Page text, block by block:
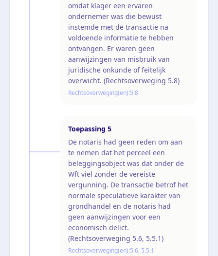
omdat klager een ervaren
ondernemer was die bewust
instemde met de transactie na
voldoende informatie te hebben
ontvangen. Er waren geen
aanwijzingen van misbruik van
juridische onkunde of feitelijk
overwicht. (Rechtsoverweging 5.8)
Rechtsoverweging(en):5.8
Toepassing 5
De notaris had geen reden om aan
te nemen dat het perceel een
beleggingsobject was dat onder de
Wft viel zonder de vereiste
vergunning. De transactie betrof het
normale speculatieve karakter van
grondhandel en de notaris had
geen aanwijzingen voor een
economisch delict.
(Rechtsoverweging 5.6, 5.5.1)
Rechtsoverweging(en):5.6, 5.5.1